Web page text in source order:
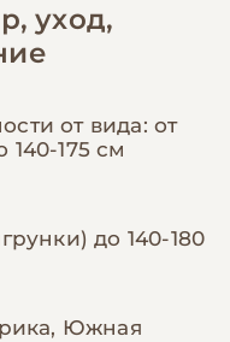
уход,
от вида: от
175 см
до 140-180
Южная